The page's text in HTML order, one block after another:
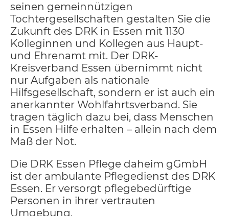
seinen gemeinnützigen
Tochtergesellschaften gestalten Sie die
Zukunft des DRK in Essen mit 1130
Kolleginnen und Kollegen aus Haupt-
und Ehrenamt mit. Der DRK-
Kreisverband Essen übernimmt nicht
nur Aufgaben als nationale
Hilfsgesellschaft, sondern er ist auch ein
anerkannter Wohlfahrtsverband. Sie
tragen täglich dazu bei, dass Menschen
in Essen Hilfe erhalten – allein nach dem
Maß der Not.
Die DRK Essen Pflege daheim gGmbH
ist der ambulante Pflegedienst des DRK
Essen. Er versorgt pflegebedürftige
Personen in ihrer vertrauten
Umgebung.